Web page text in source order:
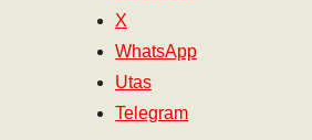
X
WhatsApp
Utas
Telegram